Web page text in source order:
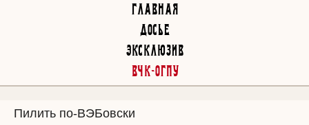
Главная
Досье
Эксклюзив
ВЧК-ОГПУ
Пилить по-ВЭБовски